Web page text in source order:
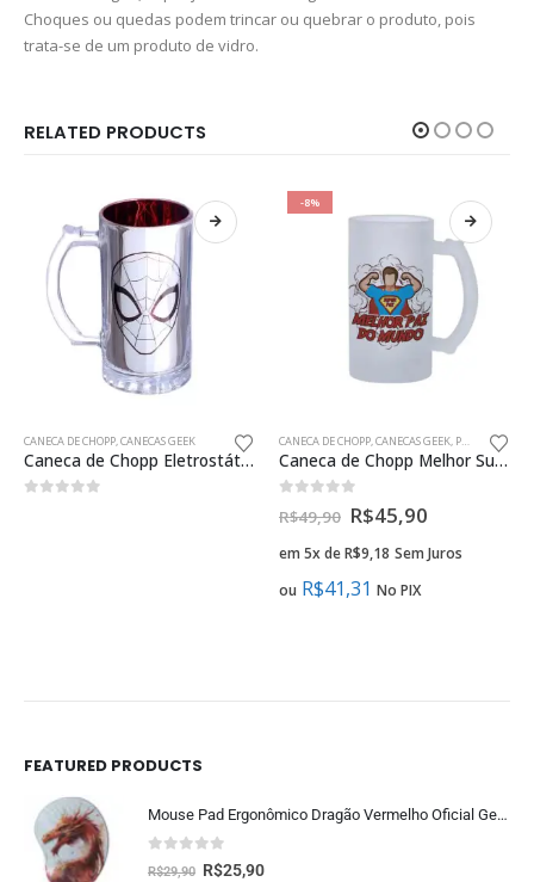
Choques ou quedas podem trincar ou quebrar o produto, pois
trata-se de um produto de vidro.
RELATED PRODUCTS
CANECA DE CHOPP,CANECAS GEEK
Caneca de Chopp Eletrostática Spider Man 450ml Oficial
-8%
CANECA DE CHOPP,CANECAS GEEK, PRESENTES CRIATIVOS PAIS GEEK
Caneca de Chopp Melhor Super Pai do Mundo Presente Criativo
fora de 5
R$49,90 R$45,90
em 5x deR$9,18 Sem Juros
ou R$41,31 No PIX
FEATURED PRODUCTS
Mouse Pad Ergonômico Dragão Vermelho Oficial Geek Vip
fora de 5
R$29,90 R$25,90